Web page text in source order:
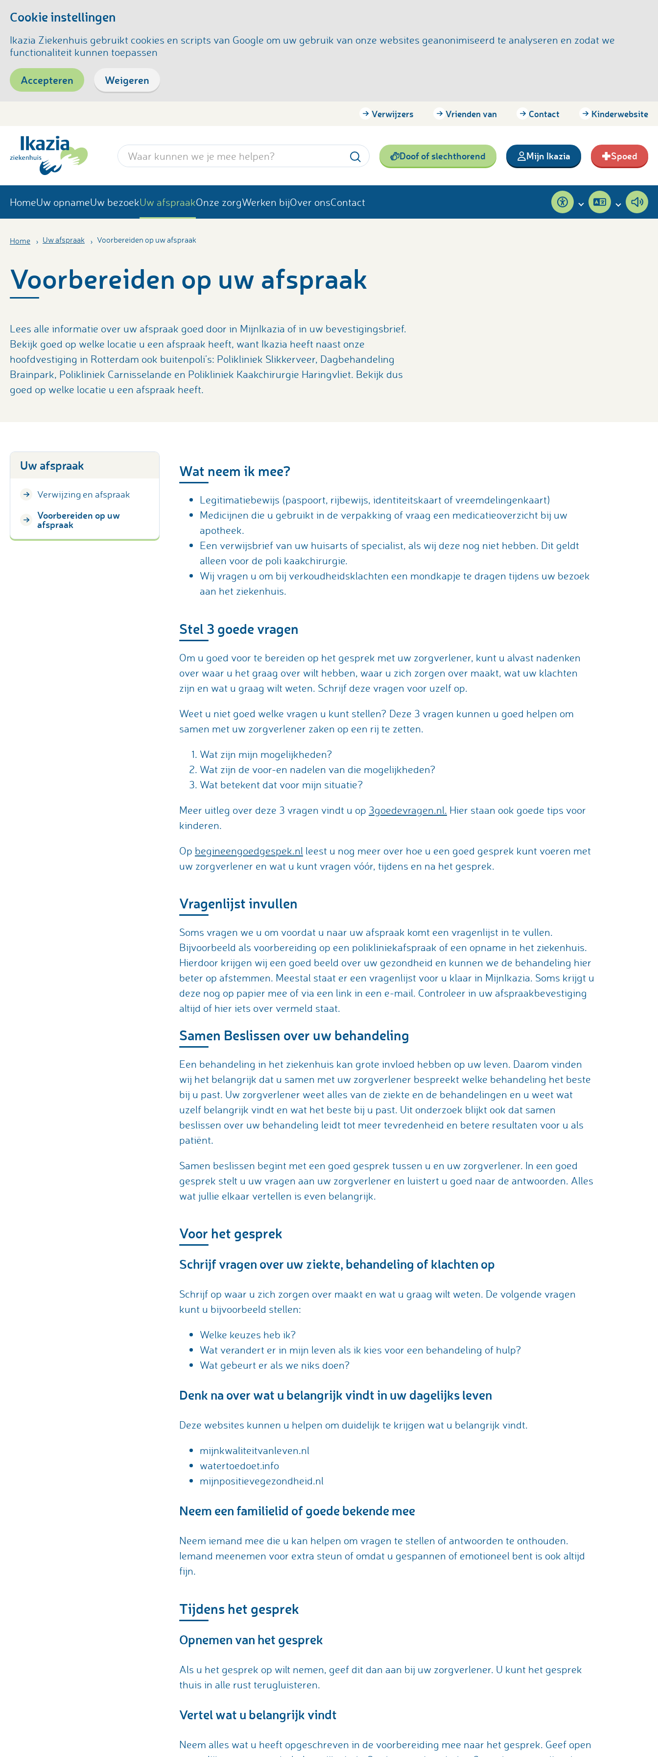
Cookie instellingen
Ikazia Ziekenhuis gebruikt cookies en scripts van Google om uw gebruik van onze websites geanonimiseerd te analyseren en zodat we
functionaliteit kunnen toepassen
Accepteren Weigeren
Verwijzers Vrienden van Contact Kinderwebsite
Zoekwoord Doof of slechthorend Mijn Ikazia Spoed
HomeUw opnameUw bezoekUw afspraakOnze zorgWerken bijOver onsContact Toegankelijkheid
Pagina
vertalen
Home Uw afspraak Voorbereiden op uw afspraak
Voorbereiden op uw afspraak
Lees alle informatie over uw afspraak goed door in MijnIkazia of in uw bevestigingsbrief.
Bekijk goed op welke locatie u een afspraak heeft, want Ikazia heeft naast onze
hoofdvestiging in Rotterdam ook buitenpoli’s: Polikliniek Slikkerveer, Dagbehandeling
Brainpark, Polikliniek Carnisselande en Polikliniek Kaakchirurgie Haringvliet. Bekijk dus
goed op welke locatie u een afspraak heeft.
Uw afspraak
Verwijzing en afspraak
Voorbereiden op uw
afspraak
Wat neem ik mee?
Legitimatiebewijs (paspoort, rijbewijs, identiteitskaart of vreemdelingenkaart)
Medicijnen die u gebruikt in de verpakking of vraag een medicatieoverzicht bij uw
apotheek.
Een verwijsbrief van uw huisarts of specialist, als wij deze nog niet hebben. Dit geldt
alleen voor de poli kaakchirurgie.
Wij vragen u om bij verkoudheidsklachten een mondkapje te dragen tijdens uw bezoek
aan het ziekenhuis.
Stel 3 goede vragen
Om u goed voor te bereiden op het gesprek met uw zorgverlener, kunt u alvast nadenken
over waar u het graag over wilt hebben, waar u zich zorgen over maakt, wat uw klachten
zijn en wat u graag wilt weten. Schrijf deze vragen voor uzelf op.
Weet u niet goed welke vragen u kunt stellen? Deze 3 vragen kunnen u goed helpen om
samen met uw zorgverlener zaken op een rij te zetten.
Wat zijn mijn mogelijkheden?
Wat zijn de voor-en nadelen van die mogelijkheden?
Wat betekent dat voor mijn situatie?
Meer uitleg over deze 3 vragen vindt u op 3goedevragen.nl. Hier staan ook goede tips voor
kinderen.
Op begineengoedgespek.nl leest u nog meer over hoe u een goed gesprek kunt voeren met
uw zorgverlener en wat u kunt vragen vóór, tijdens en na het gesprek.
Vragenlijst invullen
Soms vragen we u om voordat u naar uw afspraak komt een vragenlijst in te vullen.
Bijvoorbeeld als voorbereiding op een polikliniekafspraak of een opname in het ziekenhuis.
Hierdoor krijgen wij een goed beeld over uw gezondheid en kunnen we de behandeling hier
beter op afstemmen. Meestal staat er een vragenlijst voor u klaar in MijnIkazia. Soms krijgt u
deze nog op papier mee of via een link in een e-mail. Controleer in uw afspraakbevestiging
altijd of hier iets over vermeld staat.
Samen Beslissen over uw behandeling
Een behandeling in het ziekenhuis kan grote invloed hebben op uw leven. Daarom vinden
wij het belangrijk dat u samen met uw zorgverlener bespreekt welke behandeling het beste
bij u past. Uw zorgverlener weet alles van de ziekte en de behandelingen en u weet wat
uzelf belangrijk vindt en wat het beste bij u past. Uit onderzoek blijkt ook dat samen
beslissen over uw behandeling leidt tot meer tevredenheid en betere resultaten voor u als
patiënt.
Samen beslissen begint met een goed gesprek tussen u en uw zorgverlener. In een goed
gesprek stelt u uw vragen aan uw zorgverlener en luistert u goed naar de antwoorden. Alles
wat jullie elkaar vertellen is even belangrijk.
Voor het gesprek
Schrijf vragen over uw ziekte, behandeling of klachten op
Schrijf op waar u zich zorgen over maakt en wat u graag wilt weten. De volgende vragen
kunt u bijvoorbeeld stellen:
Welke keuzes heb ik?
Wat verandert er in mijn leven als ik kies voor een behandeling of hulp?
Wat gebeurt er als we niks doen?
Denk na over wat u belangrijk vindt in uw dagelijks leven
Deze websites kunnen u helpen om duidelijk te krijgen wat u belangrijk vindt.
mijnkwaliteitvanleven.nl
watertoedoet.info
mijnpositievegezondheid.nl
Neem een familielid of goede bekende mee
Neem iemand mee die u kan helpen om vragen te stellen of antwoorden te onthouden.
Iemand meenemen voor extra steun of omdat u gespannen of emotioneel bent is ook altijd
fijn.
Tijdens het gesprek
Opnemen van het gesprek
Als u het gesprek op wilt nemen, geef dit dan aan bij uw zorgverlener. U kunt het gesprek
thuis in alle rust terugluisteren.
Vertel wat u belangrijk vindt
Neem alles wat u heeft opgeschreven in de voorbereiding mee naar het gesprek. Geef open